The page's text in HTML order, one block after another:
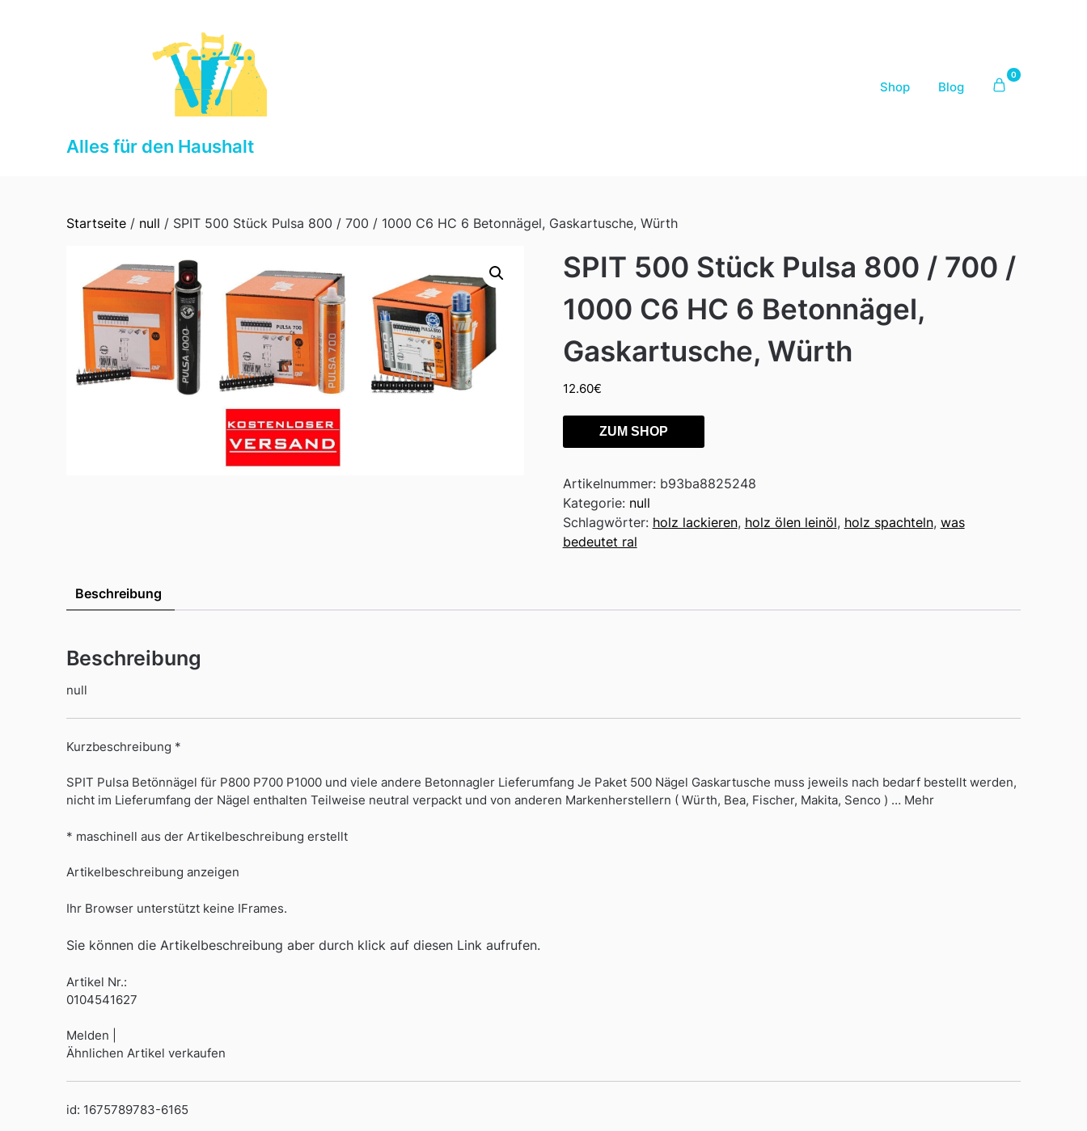
Alles für den Haushalt
Shop Blog
0
Startseite / null / SPIT 500 Stück Pulsa 800 / 700 / 1000 C6 HC 6 Betonnägel, Gaskartusche, Würth
SPIT 500 Stück Pulsa 800 / 700 /
1000 C6 HC 6 Betonnägel,
Gaskartusche, Würth
12.60€
ZUM SHOP
Artikelnummer: b93ba8825248
Kategorie: null
Schlagwörter: holz lackieren, holz ölen leinöl, holz spachteln, was
bedeutet ral
Beschreibung
Beschreibung
null
Kurzbeschreibung *
SPIT Pulsa Betönnägel für P800 P700 P1000 und viele andere Betonnagler Lieferumfang Je Paket 500 Nägel Gaskartusche muss jeweils nach bedarf bestellt werden,
nicht im Lieferumfang der Nägel enthalten Teilweise neutral verpackt und von anderen Markenherstellern ( Würth, Bea, Fischer, Makita, Senco ) … Mehr
* maschinell aus der Artikelbeschreibung erstellt
Artikelbeschreibung anzeigen
Ihr Browser unterstützt keine IFrames.
Sie können die Artikelbeschreibung aber durch klick auf diesen Link aufrufen.
Artikel Nr.:
0104541627
Melden |
Ähnlichen Artikel verkaufen
id: 1675789783-6165